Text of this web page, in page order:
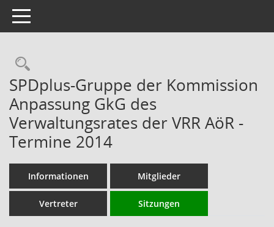
Toggle navigation
Rechercheauswahl
SPDplus-Gruppe der Kommission
Anpassung GkG des
Verwaltungsrates der VRR AöR -
Termine 2014
Informationen Mitglieder
Vertreter Sitzungen